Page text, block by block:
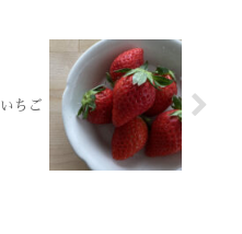
いちご